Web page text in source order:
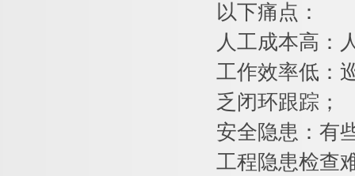
以下痛点：
人工成本高：
工作效率低：
乏闭环跟踪；
安全隐患：有
工程隐患检查